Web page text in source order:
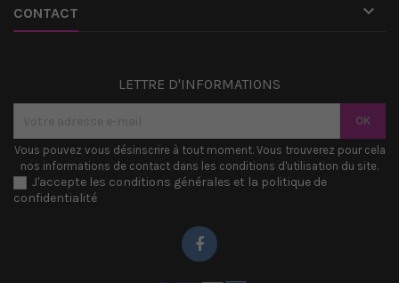
CONTACT 
LETTRE D'INFORMATIONS
Vous pouvez vous désinscrire à tout moment. Vous trouverez pour cela
nos informations de contact dans les conditions d'utilisation du site.
J'accepte les conditions générales et la politique de
confidentialité